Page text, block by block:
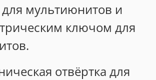
для мультиюнитов и
ключом для
отвёртка для